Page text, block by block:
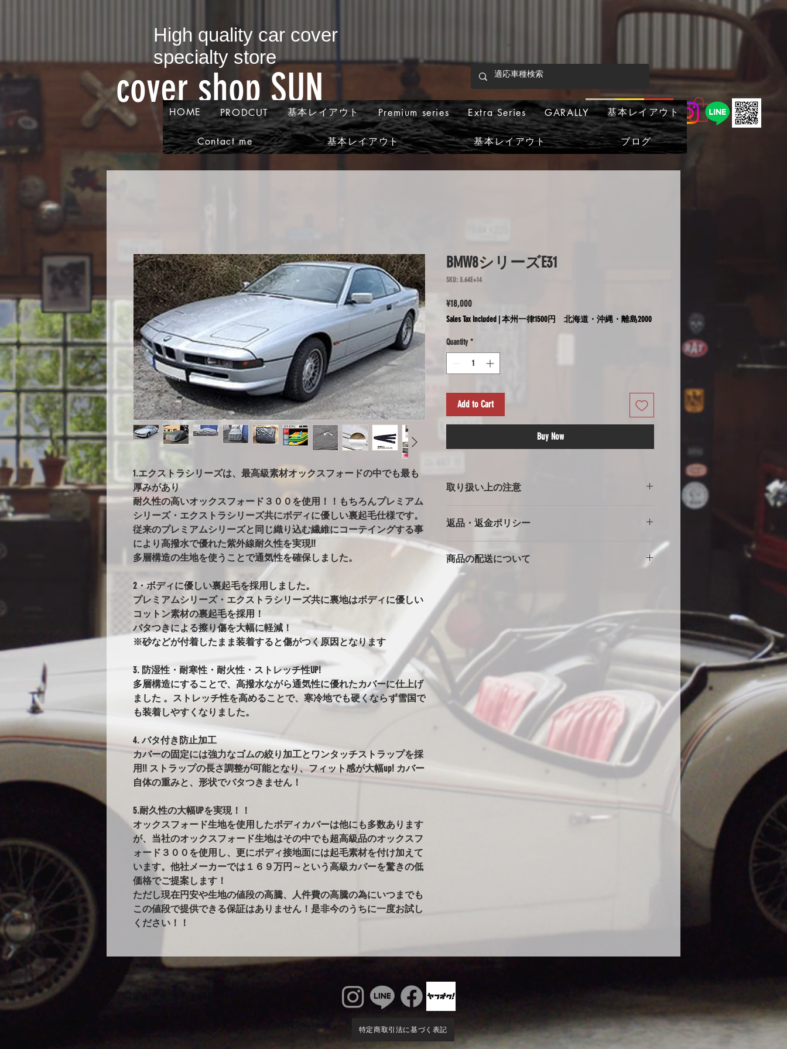
HOME PRODCUT 基本レイアウト Premium series Extra Series GARALLY 基本レイアウト
Contact me 基本レイアウト 基本レイアウト ブログ
​High quality car cover
specialty store
​cover shop SUN
1.エクストラシリーズは、最高級素材オックスフォードの中でも最も
厚みがあり
耐久性の高いオックスフォード３００を使用！！もちろんプレミアム
シリーズ・エクストラシリーズ共にボディに優しい裏起毛仕様です。
従来のプレミアムシリーズと同じ織り込む繊維にコーテイングする事
により高撥水で優れた紫外線耐久性を実現!!
多層構造の生地を使うことで通気性を確保しました。
2・ボディに優しい裏起毛を採用しました。
プレミアムシリーズ・エクストラシリーズ共に裏地はボディに優しい
コットン素材の裏起毛を採用！
バタつきによる擦り傷を大幅に軽減！
※砂などが付着したまま装着すると傷がつく原因となります
3. 防湿性・耐寒性・耐火性・ストレッチ性UP!
多層構造にすることで、高撥水ながら通気性に優れたカバーに仕上げ
ました 。ストレッチ性を高めることで、寒冷地でも硬くならず雪国で
も装着しやすくなりました。
4. バタ付き防止加工
カバーの固定には強力なゴムの絞り加工とワンタッチストラップを採
用!! ストラップの長さ調整が可能となり、フィット感が大幅up! カバー
自体の重みと、形状でバタつきません！
5.耐久性の大幅UPを実現！！
オックスフォード生地を使用したボディカバーは他にも多数あります
が、当社のオックスフォード生地はその中でも超高級品のオックスフ
ォード３００を使用し、更にボディ接地面には起毛素材を付け加えて
います。他社メーカーでは１６９万円～という高級カバーを驚きの低
価格でご提案します！
ただし現在円安や生地の値段の高騰、人件費の高騰の為にいつまでも
この値段で提供できる保証はありません！是非今のうちに一度お試し
ください！！
BMW8シリーズE31
SKU: 3.64E+14
¥18,000Price
Sales Tax Included 本州一律1500円 北海道・沖縄・離島2000
Quantity *
Add to Cart
Buy Now
取り扱い上の注意
※強風での使用の注意
っかりとストラップをしめて下さい。風の強い場合や台
風の時は、ホイール部分に布団を干す時に使用する大型
の洗濯ばさみを併用する等の工夫をしていただくとより
安全に使用できます。
※完全防水にはしていません。
カバーには防水・撥水加工をしていますが、完全防水で
はありません。ビニール生地やテント生地などの完全防
水生地を使用すると、地面からの湿気でボディが錆てし
まうからです。その為あえて通気性を保つために完全防
水にはしていません。ミシンの縫い目から雨水が浸入す
ることがありますが、不良品ではありません。天気の良
い日など車もカバーをめくり換気する事をお勧めしま
す。
※オールペン車両やコーティング車両に使用する際の注
オールペンやボディコーティング直後の車両は塗膜が不
安定なためカバーの使用はお控えください。コーティン
グ剤や塗料の種類によっては、シミができる可能性があ
ります。万が一シミになった場合は速やかに天日で乾燥
ールペンされた車両に使用し、塗装の曇りが出たとの報
※ボディが汚れた状態での使用はお控えください。
返品・返金ポリシー
カバーは消耗品です。使用に伴う劣化や汚れ、破れ等の
返品返金は対応できません。事前にカスタム等ご相談い
ただいた車両で、極端にサイズが小さい・大きい等の初
期不良に関しては別途商品に交換させて頂きます。
商品の配送について
本州一律1500円
北海道・沖縄・離島は2000円
発送はゆうパックでの発送になります。土日祝・年末年
特定商取引法に基づく表記